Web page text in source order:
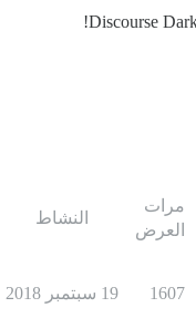
مرات
العرض
النشاط
1607 19 سبتمبر 2018